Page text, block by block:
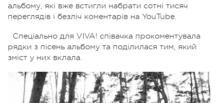
альбому, які вже встигли набрати сотні тисяч
переглядів і безліч коментарів на YouTube.
Cпеціально для VIVA! співачка прокоментувала
рядки з пісень альбому та поділилася тим, який
зміст у них вклала.